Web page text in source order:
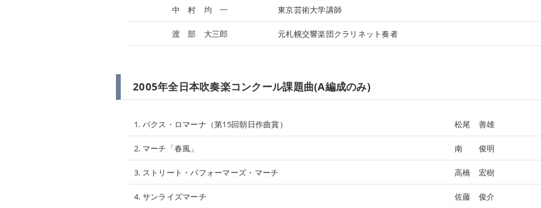
中 村 均 一 東京芸術大学講師
渡 部 大三郎 元札幌交響楽団クラリネット奏者
2005年全日本吹奏楽コンクール課題曲(A編成のみ)
1. パクス・ロマーナ（第15回朝日作曲賞） 松尾 善雄
2. マーチ「春風」 南 俊明
3. ストリート・パフォーマーズ・マーチ 高橋 宏樹
4. サンライズマーチ 佐藤 俊介